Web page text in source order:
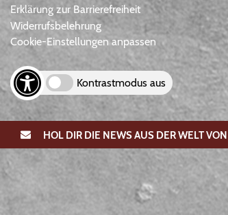
Erklärung zur Barrierefreiheit
Widerrufsbelehrung
Cookie-Einstellungen anpassen
Kontrastmodus aus
HOL DIR DIE NEWS AUS DER WELT